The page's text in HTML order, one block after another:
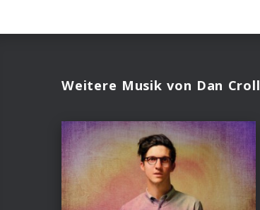
Weitere Musik von Dan Croll